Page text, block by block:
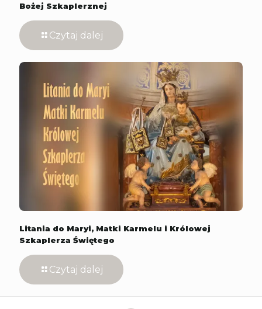
Bożej Szkaplerznej
Czytaj dalej
Litania do Maryi, Matki Karmelu i Królowej
Szkaplerza Świętego
Czytaj dalej